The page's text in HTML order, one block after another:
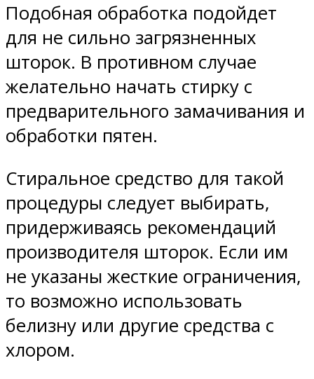
Подобная обработка подойдет
для не сильно загрязненных
шторок. В противном случае
желательно начать стирку с
предварительного замачивания и
обработки пятен.
Стиральное средство для такой
процедуры следует выбирать,
придерживаясь рекомендаций
производителя шторок. Если им
не указаны жесткие ограничения,
то возможно использовать
белизну или другие средства с
хлором.